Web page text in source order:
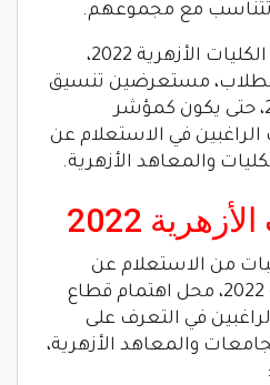
تتناسب مع مجموعهم.
ونوضح توقعات تنسيق الكليات الأزهرية 2022،
الطلاب، مستعرضين تنسيق
الجامعات الأزهرية 2021، حتى يكون كمؤشر
في الاستعلام عن
والمعاهد الأزهرية.
2022
من الاستعلام عن
تنسيق الكليات الأزهرية 2022، محل اهتمام قطاع
في التعرف على
والمعاهد الأزهرية،